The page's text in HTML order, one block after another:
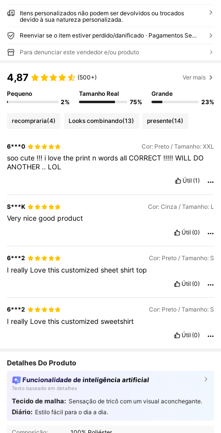
Itens personalizados não podem ser devolvidos ou trocados
devido à sua natureza personalizada.
Reenviar se o item estiver perdido/danificado · Pagamentos Seguros · Proteção de privacidade
Para denunciar este vendedor e/ou produto
4,87 (500+) Ver mais
Pequeno
2%
Tamanho Real
75%
Grande
23%
recompraria(4) Looks combinando(13) presente(14)
6***0 Cor: Preto / Tamanho: XXL
soocute !!! i lovethe print nwordsallCORRECT !!!!!WILL DO
ANOTHER .. LOL
Útil (1)
S***K Cor: Cinza / Tamanho: L
Very nicegood product
Útil (0)
6***2 Cor: Preto / Tamanho: S
I really Lovethiscustomizedsheetshirttop
Útil (0)
6***2 Cor: Preto / Tamanho: S
I really Lovethiscustomizedsweetshirt
Útil (0)
Detalhes Do Produto
Funcionalidade de inteligência artificial
Texto baseado em detalhes
Tecido de malha: Sensação de tricô com um visual aconchegante.
Diário: Estilo fácil para o dia a dia.
4,83 2.9K Seguidores